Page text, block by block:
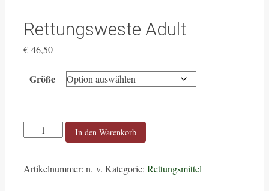
Rettungsweste Adult
€46,50
Größe
RettungswesteIn den Warenkorb
Artikelnummer: n. v. Kategorie: Rettungsmittel